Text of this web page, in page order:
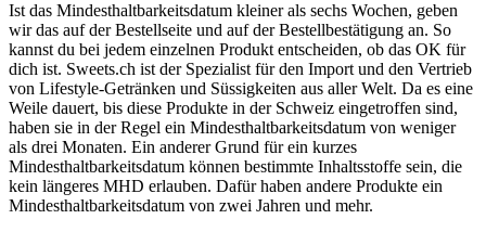
Ist das Mindesthaltbarkeitsdatum kleiner als sechs Wochen, geben
wir das auf der Bestellseite und auf der Bestellbestätigung an. So
kannst du bei jedem einzelnen Produkt entscheiden, ob das OK für
dich ist. Sweets.ch ist der Spezialist für den Import und den Vertrieb
von Lifestyle-Getränken und Süssigkeiten aus aller Welt. Da es eine
Weile dauert, bis diese Produkte in der Schweiz eingetroffen sind,
haben sie in der Regel ein Mindesthaltbarkeitsdatum von weniger
als drei Monaten. Ein anderer Grund für ein kurzes
Mindesthaltbarkeitsdatum können bestimmte Inhaltsstoffe sein, die
kein längeres MHD erlauben. Dafür haben andere Produkte ein
Mindesthaltbarkeitsdatum von zwei Jahren und mehr.